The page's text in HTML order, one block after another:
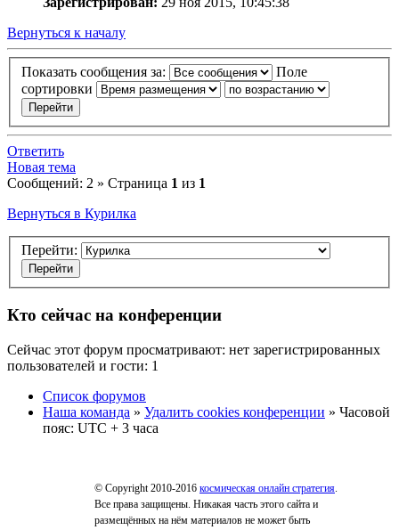
Вернуться к началу
Показать сообщения за:
Поле
сортировки
Ответить
Новая тема
Сообщений: 2 » Страница 1 из 1
Вернуться в Курилка
Перейти:
Кто сейчас на конференции
Сейчас этот форум просматривают: нет зарегистрированных
пользователей и гости: 1
Список форумов
Наша команда » Удалить cookies конференции » Часовой
пояс: UTC + 3 часа
© Copyright 2010-2016 космическая онлайн стратегия
Все права защищены. Никакая часть этого сайта и
размещённых на нём материалов не может быть